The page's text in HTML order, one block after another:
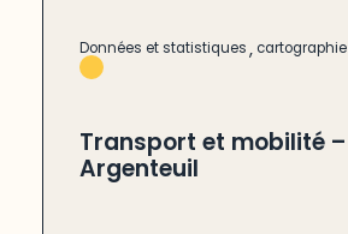
Données et statistiques, cartographie
Transport et mobilité –
Argenteuil